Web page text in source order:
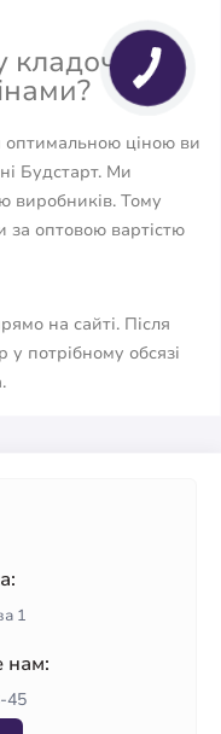
кладочну в
оптимальною ціною ви
Будстарт. Ми
виробників. Тому
за оптовою вартістю
на сайті. Після
у потрібному обсязі
1
нам:
45